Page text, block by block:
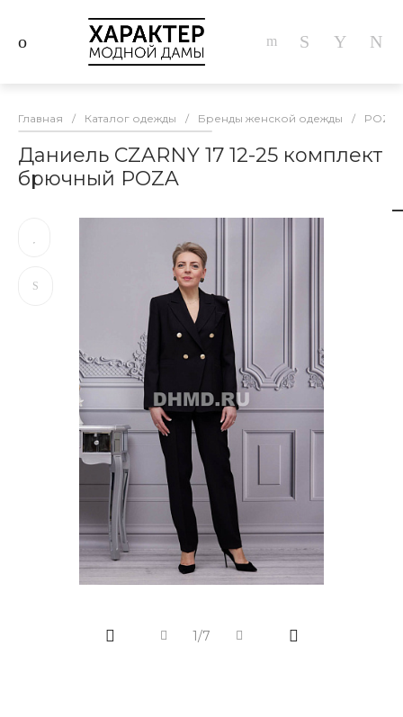
Главная / Каталог одежды / Бренды женской одежды / POZA
Даниель CZARNY 17 12-25 комплект
брючный POZA
1/7